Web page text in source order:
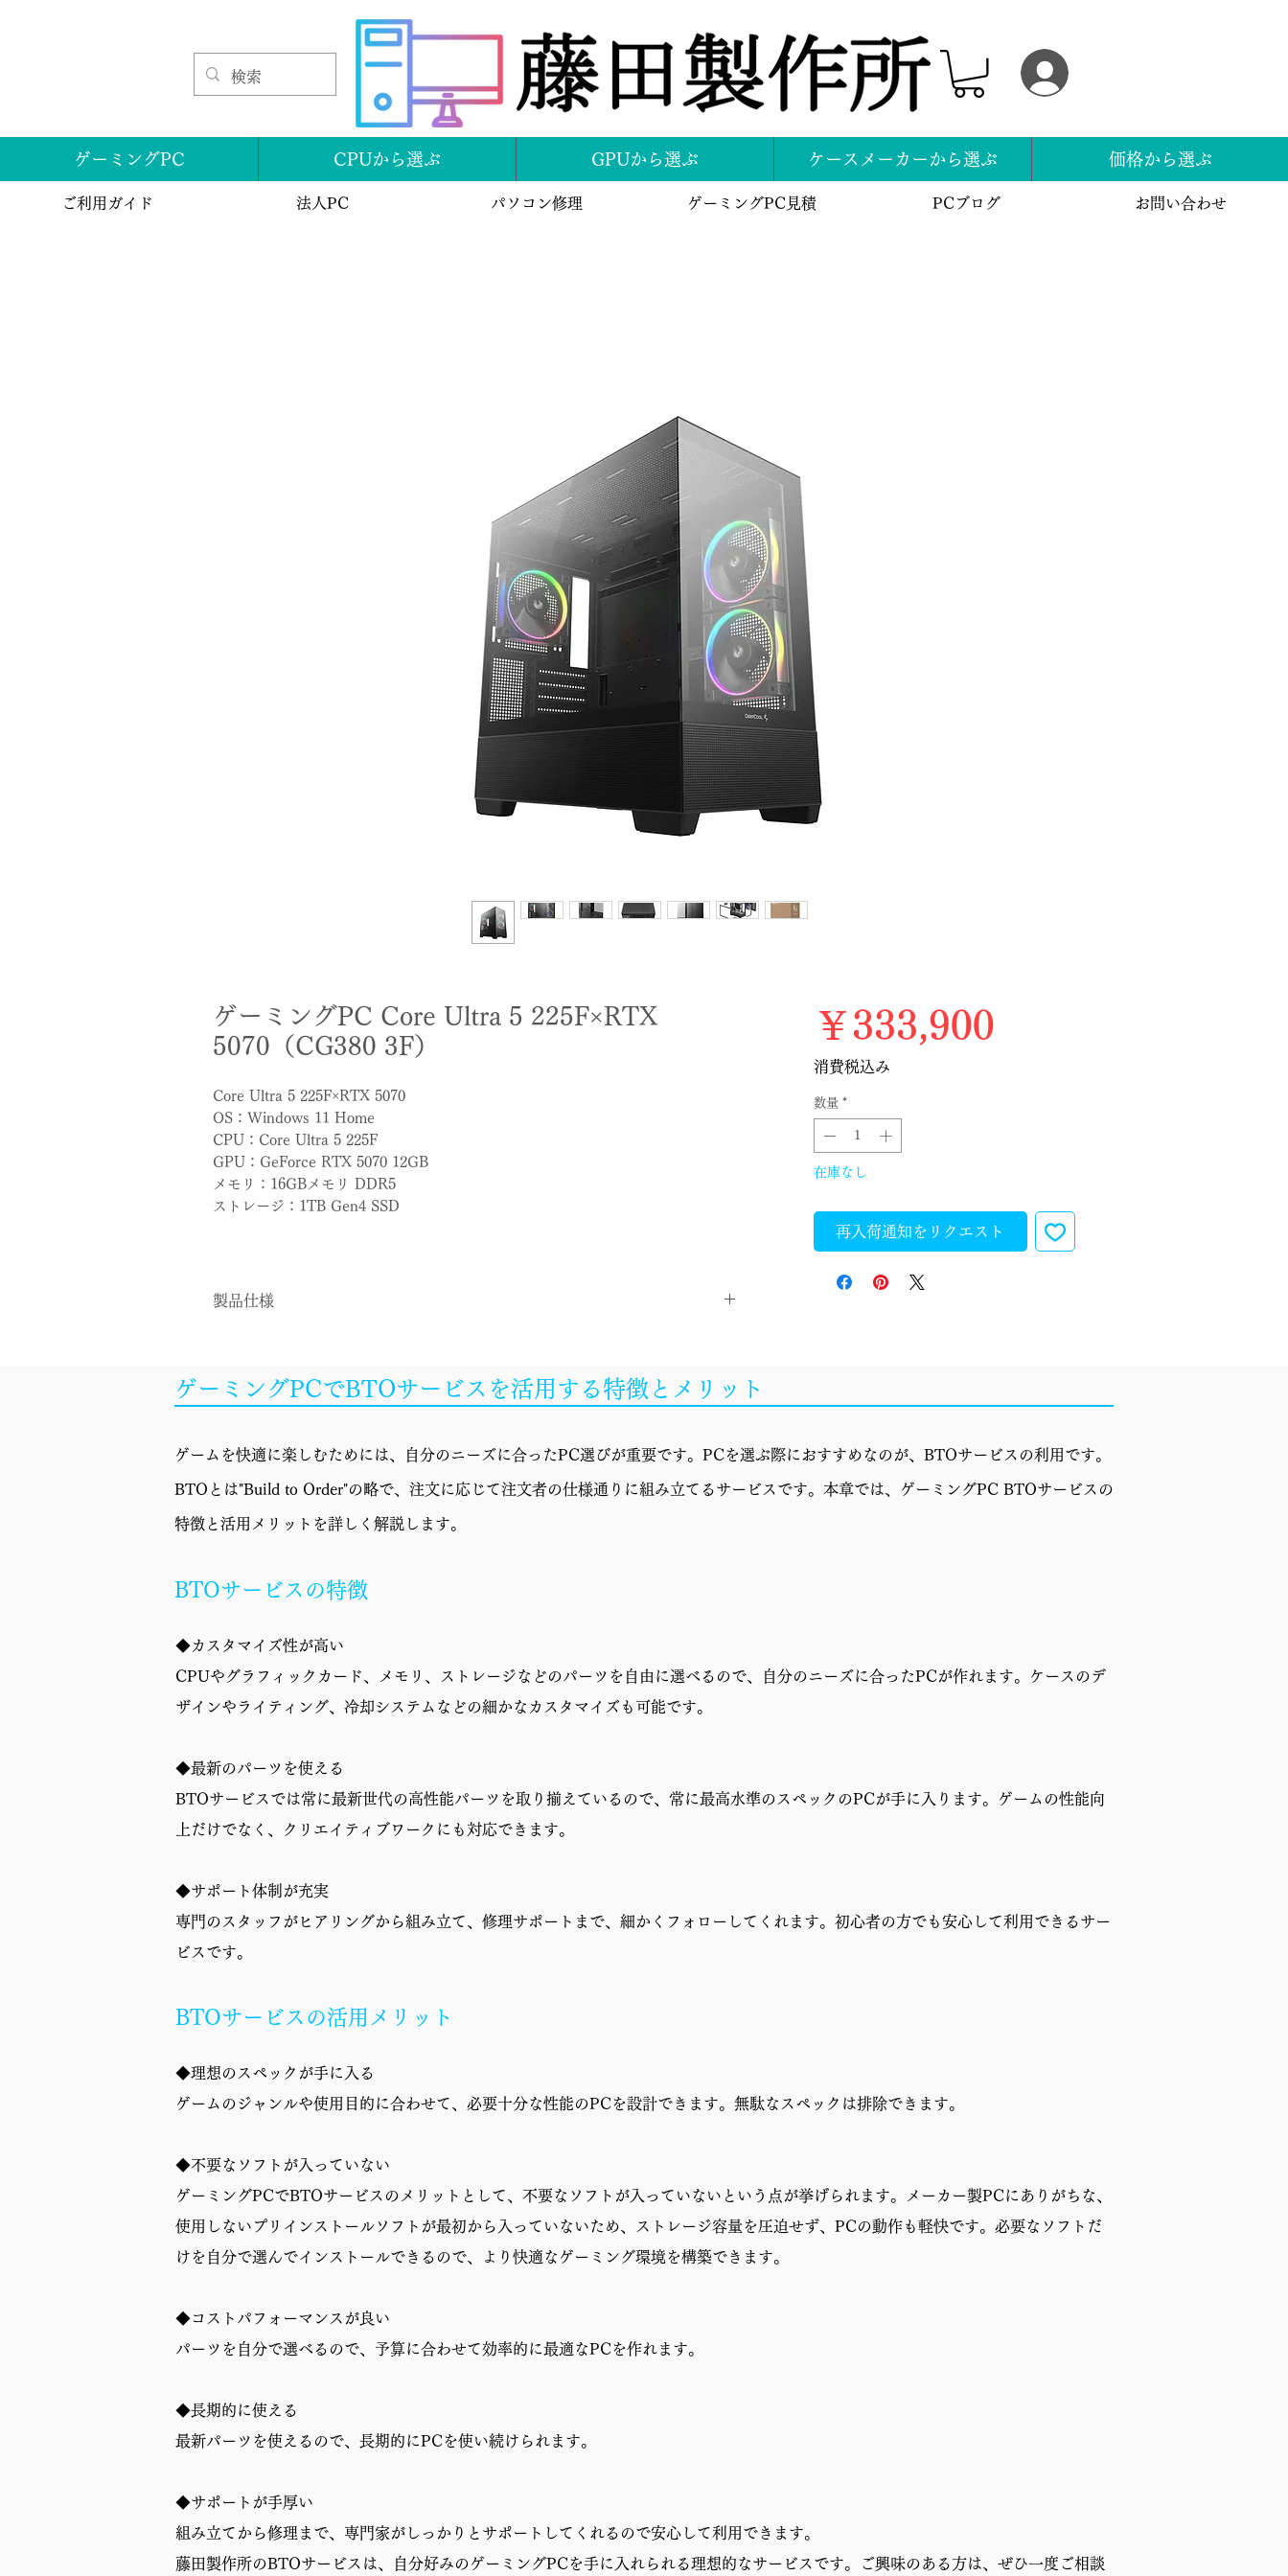
ゲーミングPC CPUから選ぶ GPUから選ぶ ケースメーカーから選ぶ 価格から選ぶ
ご利用ガイド 法人PC パソコン修理 ゲーミングPC見積 PCブログ お問い合わせ
ゲーミングPC Core Ultra 5 225F×RTX
5070（CG380 3F）
Core Ultra 5 225F×RTX 5070
OS：Windows 11 Home
CPU：Core Ultra 5 225F
GPU：GeForce RTX 5070 12GB
メモリ：16GBメモリ DDR5
ストレージ：1TB Gen4 SSD
製品仕様
CPU Core Ultra 5 225F
B860
GPU
電源
￥333,900価格
消費税込み
数量 *
在庫なし
再入荷通知をリクエスト
ゲーミングPCでBTOサービスを活用する特徴とメリット
ゲームを快適に楽しむためには、自分のニーズに合ったPC選びが重要です。PCを選ぶ際におすすめなのが、BTOサービスの利用です。
BTOとは"Build to Order"の略で、注文に応じて注文者の仕様通りに組み立てるサービスです。本章では、ゲーミングPC BTOサービスの
特徴と活用メリットを詳しく解説します。
BTOサービスの特徴
◆カスタマイズ性が高い
CPUやグラフィックカード、メモリ、ストレージなどのパーツを自由に選べるので、自分のニーズに合ったPCが作れます。ケースのデ
ザインやライティング、冷却システムなどの細かなカスタマイズも可能です。
◆最新のパーツを使える
BTOサービスでは常に最新世代の高性能パーツを取り揃えているので、常に最高水準のスペックのPCが手に入ります。ゲームの性能向
上だけでなく、クリエイティブワークにも対応できます。
◆サポート体制が充実
専門のスタッフがヒアリングから組み立て、修理サポートまで、細かくフォローしてくれます。初心者の方でも安心して利用できるサー
ビスです。
BTOサービスの活用メリット
◆理想のスペックが手に入る
ゲームのジャンルや使用目的に合わせて、必要十分な性能のPCを設計できます。無駄なスペックは排除できます。
◆不要なソフトが入っていない
ゲーミングPCでBTOサービスのメリットとして、不要なソフトが入っていないという点が挙げられます。メーカー製PCにありがちな、
使用しないプリインストールソフトが最初から入っていないため、ストレージ容量を圧迫せず、PCの動作も軽快です。必要なソフトだ
けを自分で選んでインストールできるので、より快適なゲーミング環境を構築できます。
◆コストパフォーマンスが良い
パーツを自分で選べるので、予算に合わせて効率的に最適なPCを作れます。
◆長期的に使える
最新パーツを使えるので、長期的にPCを使い続けられます。
◆サポートが手厚い
組み立てから修理まで、専門家がしっかりとサポートしてくれるので安心して利用できます。
藤田製作所のBTOサービスは、自分好みのゲーミングPCを手に入れられる理想的なサービスです。ご興味のある方は、ぜひ一度ご相談